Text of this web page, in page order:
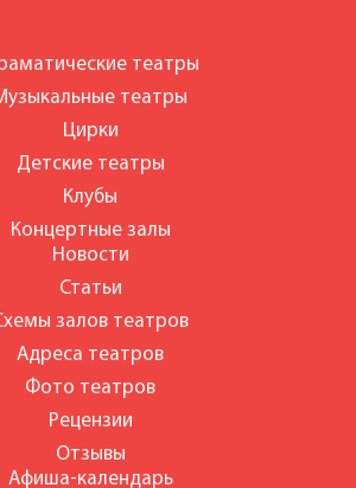
театры
театры
Цирки
Детские театры
Клубы
Концертные залы
Новости
Статьи
залов театров
Адреса театров
Фото театров
Рецензии
Отзывы
Афиша-календарь